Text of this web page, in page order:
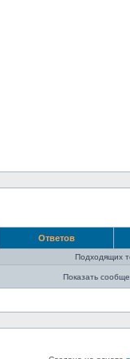
Ответов
Подходящих
Показать